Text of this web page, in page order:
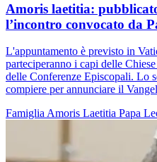
Amoris laetitia:
l’incontro convocato da
L'appuntamento è previsto in
parteciperanno i capi delle
delle Conferenze Episcopali. Lo
compiere per annunciare il
Famiglia Amoris Laetitia Papa